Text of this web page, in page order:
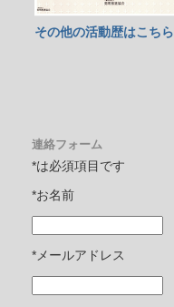
その他の活動歴はこちら
連絡フォーム
*は必須項目です
*お名前
*メールアドレス